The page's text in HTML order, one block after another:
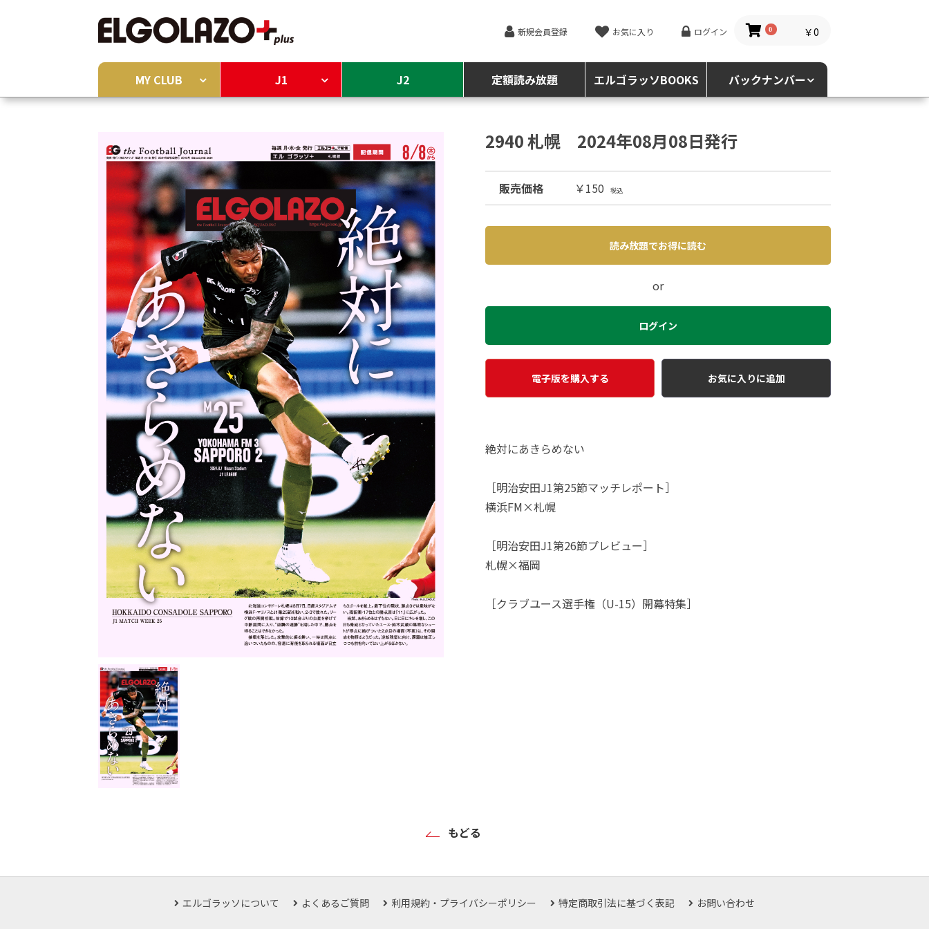
新規会員登録 お気に入り ログイン 0 ￥0
MY CLUB J1 J2 定額読み放題 エルゴラッソBOOKS バックナンバー
2940 札幌 2024年08月08日発行
販売価格 ￥150 税込
読み放題でお得に読む
or
ログイン
電子版を購入する お気に入りに追加
絶対にあきらめない
［明治安田J1第25節マッチレポート］
横浜FM×札幌
［明治安田J1第26節プレビュー］
札幌×福岡
［クラブユース選手権（U-15）開幕特集］
もどる
エルゴラッソについて よくあるご質問 利用規約・プライバシーポリシー 特定商取引法に基づく表記 お問い合わせ